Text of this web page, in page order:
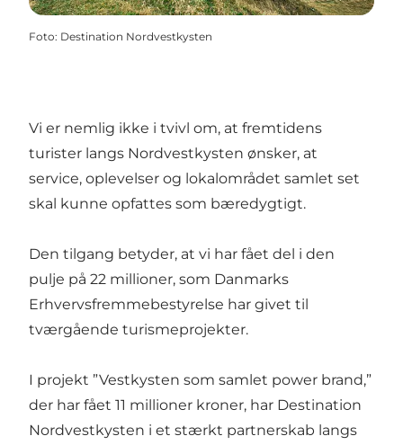
Foto: Destination Nordvestkysten
Vi er nemlig ikke i tvivl om, at fremtidens
turister langs Nordvestkysten ønsker, at
service, oplevelser og lokalområdet samlet set
skal kunne opfattes som bæredygtigt.
Den tilgang betyder, at vi har fået del i den
pulje på 22 millioner, som Danmarks
Erhvervsfremmebestyrelse har givet til
tværgående turismeprojekter.
I projekt ”Vestkysten som samlet power brand,”
der har fået 11 millioner kroner, har Destination
Nordvestkysten i et stærkt partnerskab langs